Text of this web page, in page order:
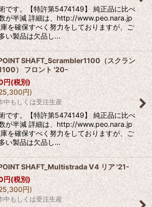
です。【特許第5474149】 純正品に比べ
が半減 詳細は、http://www.peo.nara.jp
を確保すべく努力をしておりますが、ご
い製品は欠品し…
SHAFT_Scrambler1100（スクラン
） フロント '20-
円(税別)
円)
中もしくは受注生産
です。【特許第5474149】 純正品に比べ
が半減 詳細は、http://www.peo.nara.jp
を確保すべく努力をしておりますが、ご
い製品は欠品し…
SHAFT_Multistrada V4 リア '21-
円(税別)
円)
中もしくは受注生産